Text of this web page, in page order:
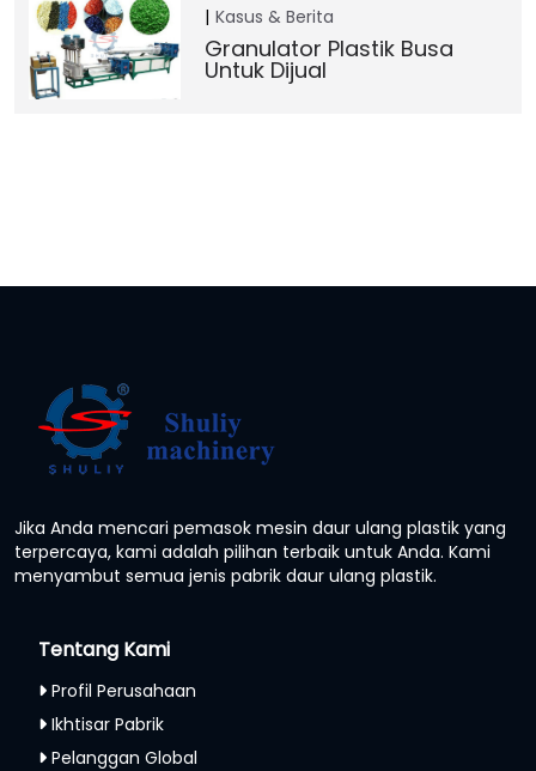
Kasus & Berita
Granulator Plastik Busa
Untuk Dijual
Jika Anda mencari pemasok mesin daur ulang plastik yang
terpercaya, kami adalah pilihan terbaik untuk Anda. Kami
menyambut semua jenis pabrik daur ulang plastik.
Tentang Kami
Profil Perusahaan
Ikhtisar Pabrik
Pelanggan Global